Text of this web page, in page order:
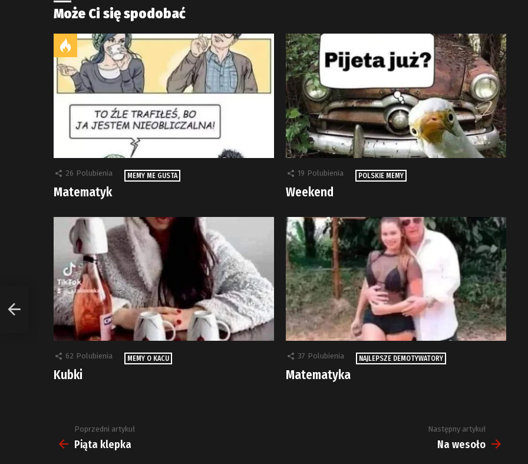
Może Ci się spodobać
26 Polubienia MEMY ME GUSTA
Matematyk
19 Polubienia POLSKIE MEMY
Weekend
62 Polubienia MEMY O KACU
Kubki
37 Polubienia NAJLEPSZE DEMOTYWATORY
Matematyka
Zobacz
więcej
Poprzedni artykuł
Piąta klepka
Następny artykuł
Na wesoło